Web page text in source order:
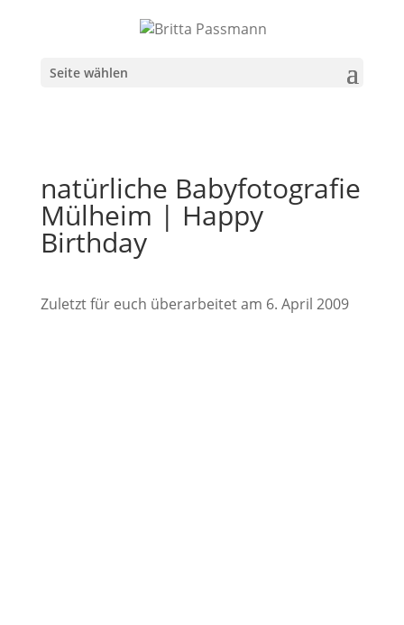
Seite wählen
natürliche Babyfotografie
Mülheim | Happy
Birthday
Zuletzt für euch überarbeitet am 6. April 2009